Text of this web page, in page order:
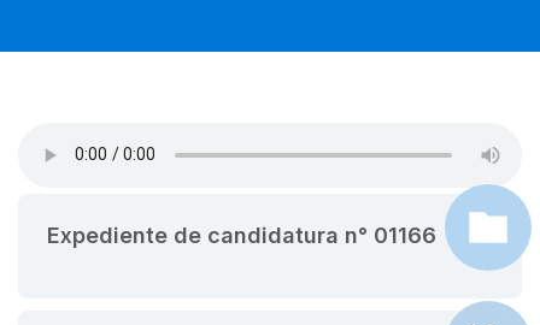
Expediente de candidatura n° 01166